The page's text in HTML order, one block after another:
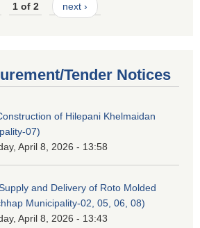
1 of 2 next ›
Tender Notices
of Hilepani Khelmaidan
07)
April 8, 2026 - 13:58
and Delivery of Roto Molded
Municipality-02, 05, 06, 08)
April 8, 2026 - 13:43